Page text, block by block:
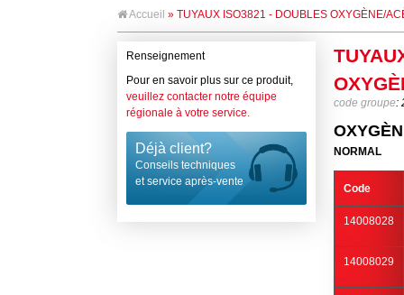
Accueil » TUYAUX ISO3821 - DOUBLES OXYGÈNE/
Renseignement
Pour en savoir plus sur ce produit,
veuillez contacter notre équipe
régionale à votre service.
Déjà client?
Conseils techniques
et service après-vente
code groupe:
NORMAL
Code
14008028
14008029